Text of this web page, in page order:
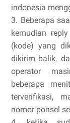
indonesia
3. Beberapa
kemudian
(kode) yang
dikirim balik.
operator
beberapa
terverifikasi,
nomor ponsel